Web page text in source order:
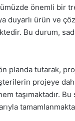
önemli bir
duyarlı ürün ve
Bu durum,
planda tutarak,
projeye
taşımaktadır.